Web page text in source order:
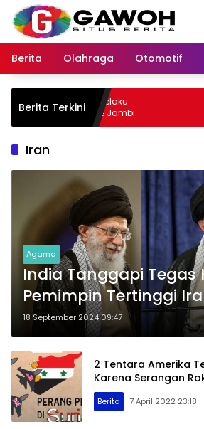
Langsung
konten
Berita
Olahraga Otomotif
Berita Terkini
Kota Tangkap Pelaku
Kabur ke Jambi
Iran
Agama
India Tanggapi Tegas
Pemimpin Tertinggi
Perlakuan terhadap
Minoritas
18 September 2024 09:47
2 Tentara Amerika
Karena Serangan
Berita 7 April 2022 23:18